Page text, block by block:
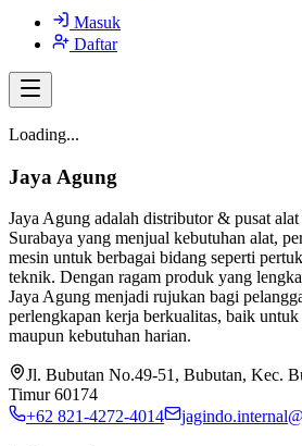
Masuk
Daftar
Loading...
Jaya Agung
Jaya Agung adalah distributor & pusat
Surabaya yang menjual kebutuhan alat,
mesin untuk berbagai bidang seperti
teknik. Dengan ragam produk yang
Jaya Agung menjadi rujukan bagi
perlengkapan kerja berkualitas, baik
maupun kebutuhan harian.
Jl. Bubutan No.49-51, Bubutan, Kec.
Timur 60174
+62 821-4272-4014